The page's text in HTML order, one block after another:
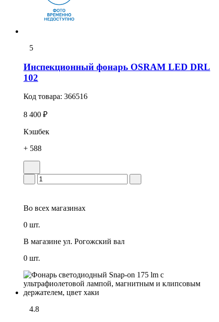
5
Инспекционный фонарь OSRAM LED DRL
102
Код товара: 366516
8 400 ₽
Кэшбек
+ 588
Во всех магазинах
0 шт.
В магазине ул. Рогожский вал
0 шт.
4.8